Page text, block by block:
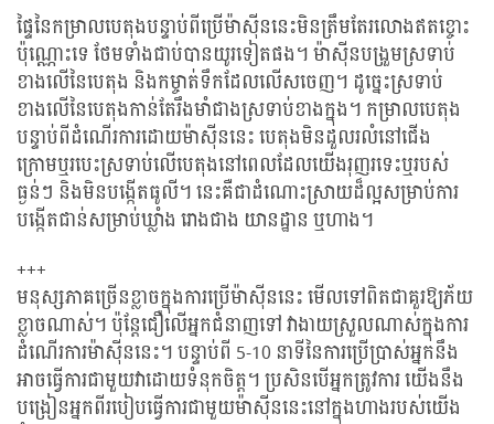
ផ្ទៃនៃកម្រាលបេតុងបន្ទាប់ពីប្រើម៉ាស៊ីននេះមិនត្រឹមតែរលោងឥតខ្ចោះ
ប៉ុណ្ណោះទេ ថែមទាំងជាប់បានយូរទៀតផង។ ម៉ាស៊ីនបង្រួមស្រទាប់
ខាងលើនៃបេតុង និងកម្ចាត់ទឹកដែលលើសចេញ។ ដូច្នេះស្រទាប់
ខាងលើនៃបេតុងកាន់តែរឹងមាំជាងស្រទាប់ខាងក្នុង។ កម្រាលបេតុង
បន្ទាប់ពីដំណើរការដោយម៉ាស៊ីននេះ បេតុងមិនដួលរលំនៅជើង
ក្រោមឬរបេះស្រទាប់លើបេតុងនៅពេលដែលយើងរុញរទេះ​​ឬរបស់
ធ្ងន់ៗ​​ និងមិនបង្កើតធូលី។ នេះគឺជាដំណោះស្រាយដ៏ល្អសម្រាប់ការ
បង្កើតជាន់សម្រាប់ឃ្លាំង រោងជាង យានដ្ឋាន ឬហាង។
+++
មនុស្សភាគច្រើនខ្លាចក្នុងការប្រើម៉ាស៊ីននេះ មើលទៅពិតជាគួរឱ្យភ័យ
ខ្លាចណាស់។ ប៉ុន្តែជឿលើអ្នកជំនាញទៅ វាងាយស្រួលណាស់ក្នុងការ
ដំណើរការម៉ាស៊ីននេះ។ បន្ទាប់ពី 5-10 នាទីនៃការប្រើប្រាស់អ្នកនឹង
អាចធ្វើការជាមួយវាដោយទំនុកចិត្ត។ ប្រសិនបើអ្នកត្រូវការ យើងនឹង
បង្រៀនអ្នកពីរបៀបធ្វើការជាមួយម៉ាស៊ីននេះនៅក្នុងហាងរបស់យើង